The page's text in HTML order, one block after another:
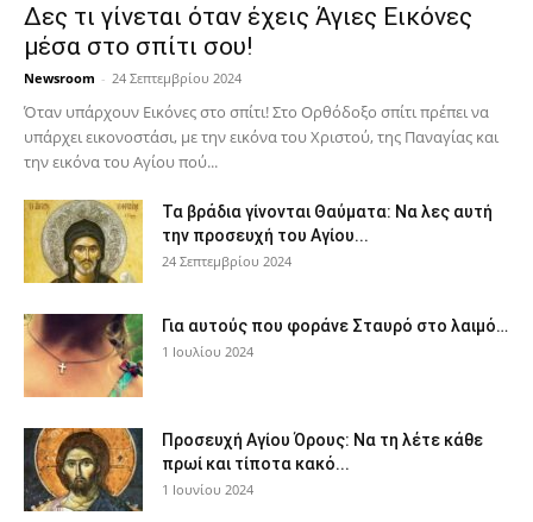
Δες τι γίνεται όταν έχεις Άγιες Εικόνες
μέσα στο σπίτι σου!
Newsroom - 24 Σεπτεμβρίου 2024
Όταν υπάρχουν Εικόνες στο σπίτι! Στο Ορθόδοξο σπίτι πρέπει να
υπάρχει εικονοστάσι, με την εικόνα του Χριστού, της Παν­αγίας και
την εικόνα του Αγίου πού...
Τα βράδια γίνονται Θαύματα: Να λες αυτή
την προσευχή του Αγίου...
24 Σεπτεμβρίου 2024
Για αυτούς που φοράνε Σταυρό στο λαιμό…
1 Ιουλίου 2024
Προσευχή Αγίου Όρους: Να τη λέτε κάθε
πρωί και τίποτα κακό...
1 Ιουνίου 2024